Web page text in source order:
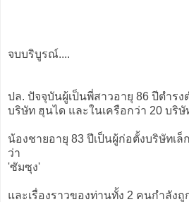
จบบริบูรณ์....
ปล. ปัจจุบันผู้เป็นพี่สาวอายุ 86 ปีตำร
บริษัท ฮุนได และในเครือกว่า 20 บริษั
น้องชายอายุ 83 ปีเป็นผู้ก่อตั้งบริษัทเล็
ว่า
'ซัมซุง'
และเรื่องราวของท่านทั้ง 2 คนกำลังถู